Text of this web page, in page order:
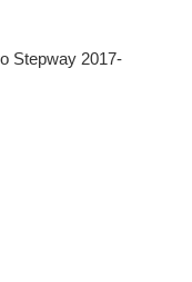
Stepway 2017-